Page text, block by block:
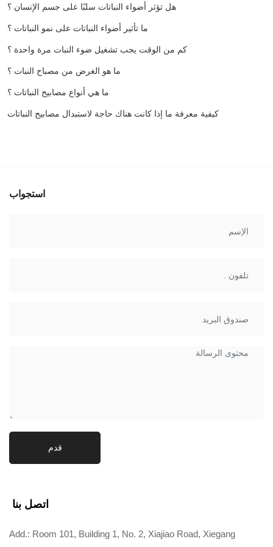
هل تؤثر أضواء النباتات سلبًا على جسم الإنسان ؟
ما تأثير أضواء النباتات على نمو النباتات ؟
كم من الوقت يجب تشغيل ضوء النبات مرة واحدة ؟
ما هو الغرض من مصباح النبات ؟
ما هي أنواع مصابيح النباتات ؟
كيفية معرفة ما إذا كانت هناك حاجة لاستبدال مصابيح النباتات
استجواب
قدم
اتصل بنا
Add.: Room 101, Building 1, No. 2, Xiajiao Road, Xiegang